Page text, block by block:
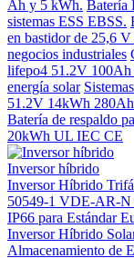
Ah y 5 kWh. Batería
sistemas ESS EBSS.
en bastidor de 25,6
negocios industriales
lifepo4 51.2V 100Ah
energía solar
51.2V 14kWh
Batería de respaldo
20kWh UL IEC CE
Inversor híbrido
Inversor Híbrido
50549-1 VDE-AR-
IP66 para Estándar
Inversor Híbrido
Almacenamiento de